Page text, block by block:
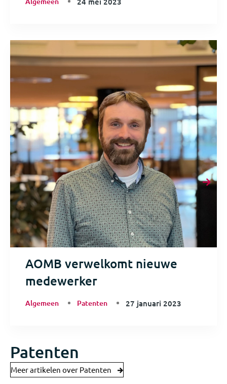
AOMB verwelkomt nieuwe
medewerker
Algemeen Patenten 27 januari 2023
Patenten
Meer artikelen over Patenten